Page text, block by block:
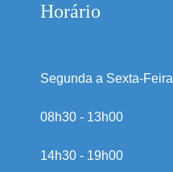
Horário
Segunda a Sexta-Feira
08h30 - 13h00
14h30 - 19h00